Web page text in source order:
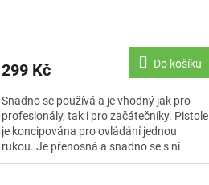
299 Kč Do košíku
Snadno se používá a je vhodný jak pro
profesionály, tak i pro začátečníky. Pistole
je koncipována pro ovládání jednou
rukou. Je přenosná a snadno se s ní
manipuluje, což...